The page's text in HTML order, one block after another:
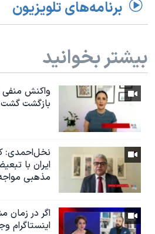
برنامه‌های تلویزیون
بیشتر بخوانید
واکنش منفی
بازگشت گشت
نخل‌احمدی:
ایران با
مذهبی
اگر در